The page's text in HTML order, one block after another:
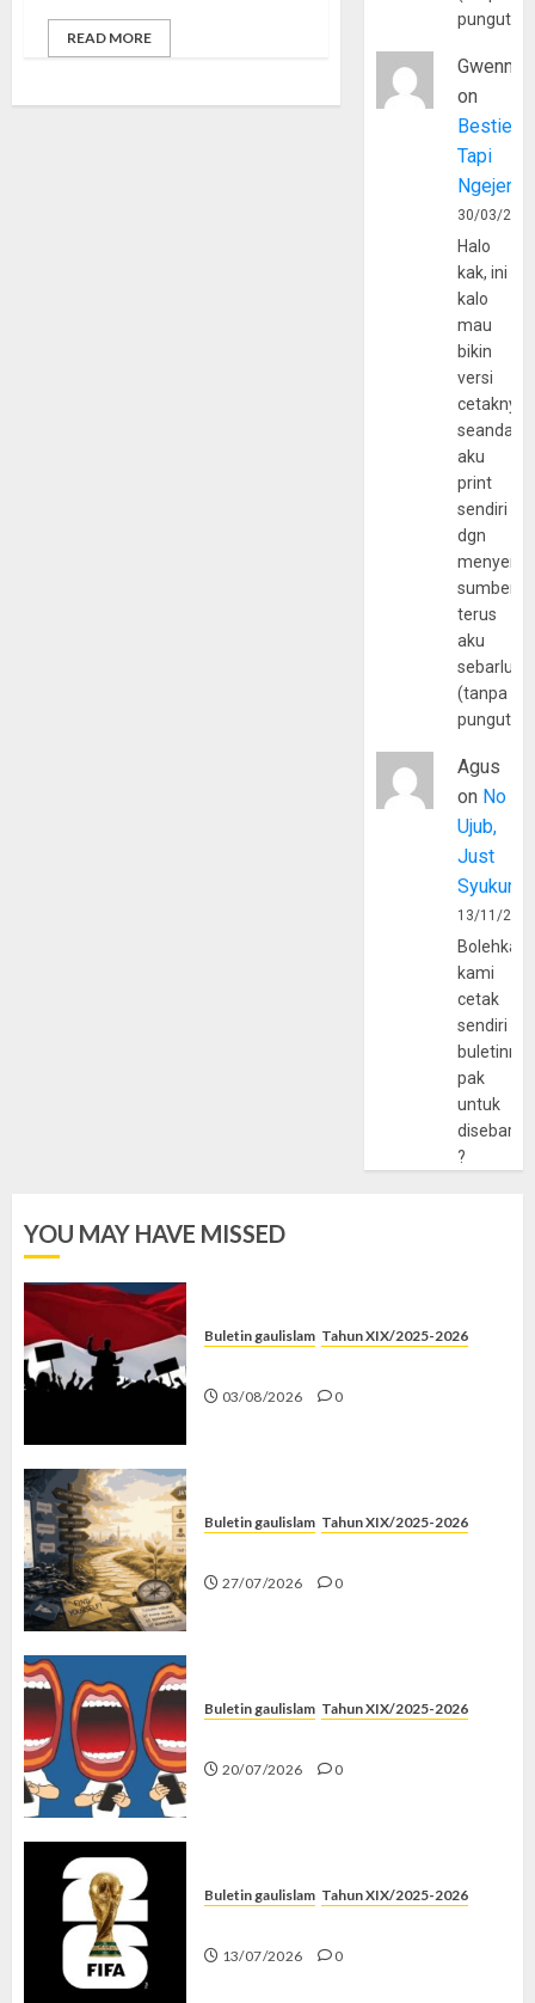
READ MORE
Gwenny
on
Bestie
Tapi
30/03/
Halo
kak, ini
kalo
mau
bikin
versi
cetaknya
aku
print
sendiri
dgn
sumber
terus
aku
(tanpa
Agus
on No
Ujub,
Just
Syukur
13/11/
Bolehkah
kami
cetak
sendiri
pak
untuk
?
YOU MAY HAVE MISSED
Buletin gaulislam Tahun XIX/2025-2026
03/08/2026 0
Buletin gaulislam Tahun XIX/2025-2026
27/07/2026 0
Buletin gaulislam Tahun XIX/2025-2026
20/07/2026 0
Buletin gaulislam Tahun XIX/2025-2026
13/07/2026 0